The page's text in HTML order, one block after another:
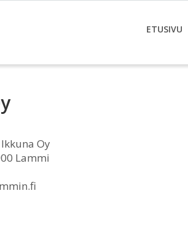
ETUSIVU
Oy
Lammi